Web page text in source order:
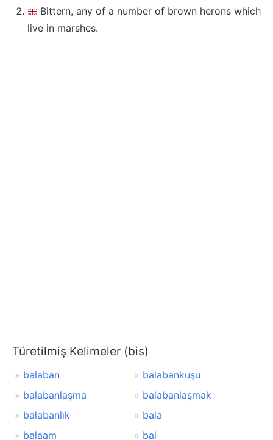
Bittern, any of a number of brown herons which
live in marshes.
Türetilmiş Kelimeler (bis)
balaban
balabankuşu
balabanlaşma
balabanlaşmak
balabanlık
bala
balaam
bal